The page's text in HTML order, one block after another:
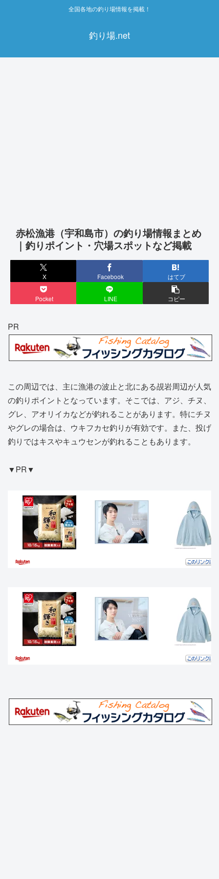
全国各地の釣り場情報を掲載！
釣り場.net
赤松漁港（宇和島市）の釣り場情報まとめ
｜釣りポイント・穴場スポットなど掲載
X Facebook はてブ
Pocket LINE コピー
PR
この周辺では、主に漁港の波止と北にある覘岩周辺が人気
の釣りポイントとなっています。そこでは、アジ、チヌ、
グレ、アオリイカなどが釣れることがあります。特にチヌ
やグレの場合は、ウキフカセ釣りが有効です。また、投げ
釣りではキスやキュウセンが釣れることもあります。
▼PR▼